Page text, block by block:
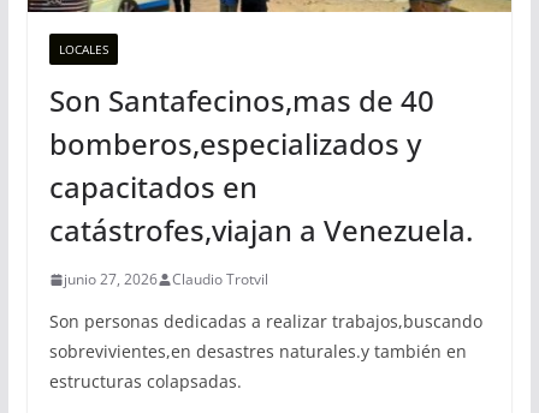
LOCALES
Son Santafecinos,mas de 40
bomberos,especializados y
capacitados en
catástrofes,viajan a Venezuela.
junio 27, 2026 Claudio Trotvil
Son personas dedicadas a realizar trabajos,buscando
sobrevivientes,en desastres naturales.y también en
estructuras colapsadas.